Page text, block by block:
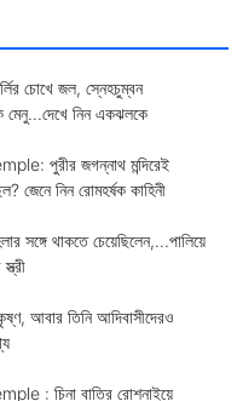
চোখে জল, স্নেহচুম্বন
মেনু...দেখে নিন একঝলকে
পুরীর জগন্নাথ মন্দিরেই
জেনে নিন রোমহর্ষক কাহিনী
থাকতে চেয়েছিলেন,...পালিয়ে
আবার তিনি আদিবাসীদেরও
: চিনা বাতির রোশনাইয়ে